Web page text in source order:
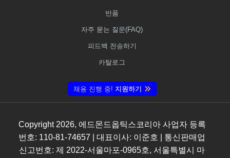
반품
자주 묻는 질문(FAQ)
피드백 전송하기
카탈로그
채용 진행 중! 지원하기
Copyright 2026, 에드몬드옵틱스코리아 사업자 등록
번호: 110-81-74657 | 대표이사: 이준호 | 통신판매업
신고번호: 제 2022-서울마포-0965호, 서울특별시 마